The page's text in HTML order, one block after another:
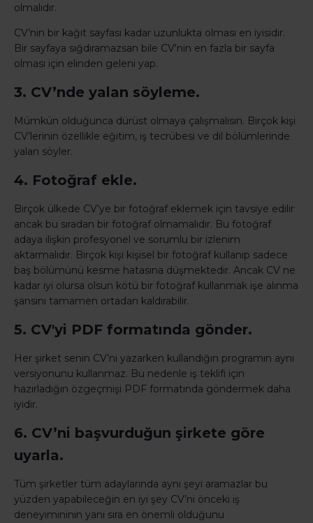
olmalıdır.
CV’nin bir kağıt sayfası kadar uzunlukta olması en iyisidir.
Bir sayfaya sığdıramazsan bile CV'nin en fazla bir sayfa
olması için elinden geleni yap.
3. CV’nde yalan söyleme.
Mümkün olduğunca dürüst olmaya çalışmalısın. Birçok kişi
CV’lerinin özellikle eğitim, iş tecrübesi ve dil bölümlerinde
yalan söyler.
4. Fotoğraf ekle.
Birçok ülkede CV’ye bir fotoğraf eklemek için tavsiye edilir
ancak bu sıradan bir fotoğraf olmamalıdır. Bu fotoğraf
adaya ilişkin profesyonel ve sorumlu bir izlenim
aktarmalıdır. Birçok kişi kişisel bir fotoğraf kullanıp sadece
baş bölümünü kesme hatasına düşmektedir. Ancak CV ne
kadar iyi olursa olsun kötü bir fotoğraf kullanmak işe alınma
şansını tamamen ortadan kaldırabilir.
5. CV'yi PDF formatında gönder.
Her şirket senin CV’ni yazarken kullandığın programın aynı
versiyonunu kullanmaz. Bu nedenle iş teklifi için
hazırladığın özgeçmişi PDF formatında göndermek daha
iyidir.
6. CV’ni başvurduğun şirkete göre
uyarla.
Tüm şirketler tüm adaylarında aynı şeyi aramazlar bu
yüzden yapabileceğin en iyi şey CV’ni önceki iş
deneyimininin yanı sıra en önemli olduğunu